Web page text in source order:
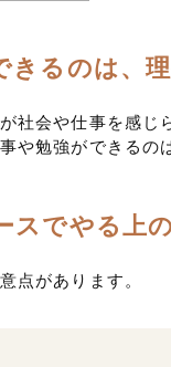
きるのは、
社会や仕事を感じ
や勉強ができるの
スでやる上
点があります。